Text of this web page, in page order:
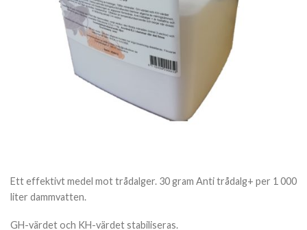
Ett effektivt medel mot trådalger. 30 gram Anti trådalg+ per 1 000
liter dammvatten.
GH-värdet och KH-värdet stabiliseras.